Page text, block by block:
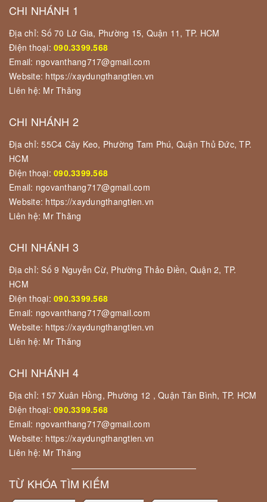
CHI NHÁNH 1
Địa chỉ: Số 70 Lữ Gia, Phường 15, Quận 11, TP. HCM
Điện thoại: 090.3399.568
Email: ngovanthang717@gmail.com
Website: https://xaydungthangtien.vn
Liên hệ: Mr Thăng
CHI NHÁNH 2
Địa chỉ: 55C4 Cây Keo, Phường Tam Phú, Quận Thủ Đức, TP.
HCM
Điện thoại: 090.3399.568
Email: ngovanthang717@gmail.com
Website: https://xaydungthangtien.vn
Liên hệ: Mr Thăng
CHI NHÁNH 3
Địa chỉ: Số 9 Nguyễn Cừ, Phường Thảo Điền, Quận 2, TP.
HCM
Điện thoại: 090.3399.568
Email: ngovanthang717@gmail.com
Website: https://xaydungthangtien.vn
Liên hệ: Mr Thăng
CHI NHÁNH 4
Địa chỉ: 157 Xuân Hồng, Phường 12 , Quận Tân Bình, TP. HCM
Điện thoại: 090.3399.568
Email: ngovanthang717@gmail.com
Website: https://xaydungthangtien.vn
Liên hệ: Mr Thăng
TỪ KHÓA TÌM KIẾM